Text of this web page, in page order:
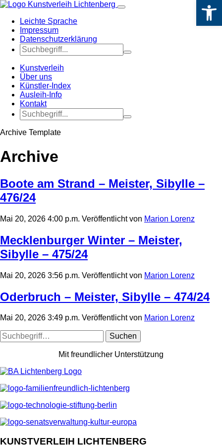
Leichte Sprache
Impressum
Datenschutzerklärung
Kunstverleih
Über uns
Künstler-Index
Ausleih-Info
Kontakt
Archive Template
Archive
Boote am Strand – Meister, Sibylle –
476/24
Mai 20, 2026 4:00 p.m. Veröffentlicht von Marion Lorenz
Mecklenburger Winter – Meister,
Sibylle – 475/24
Mai 20, 2026 3:56 p.m. Veröffentlicht von Marion Lorenz
Oderbruch – Meister, Sibylle – 474/24
Mai 20, 2026 3:49 p.m. Veröffentlicht von Marion Lorenz
Suchen
Mit freundlicher Unterstützung
KUNSTVERLEIH LICHTENBERG